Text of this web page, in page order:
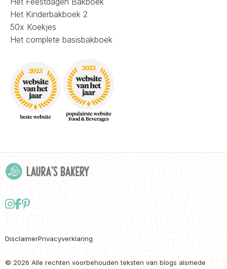
Het Kinderbakboek 2
50x Koekjes
Het complete basisbakboek
Follow
on
Delen
Facebook
Pinterest
DisclaimerPrivacyverklaring
© 2026 Alle rechten voorbehouden teksten van blogs alsmede